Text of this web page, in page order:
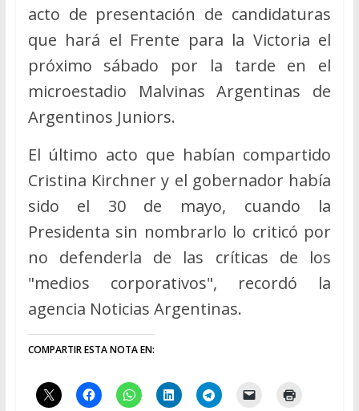
acto de presentación de candidaturas
que hará el Frente para la Victoria el
próximo sábado por la tarde en el
microestadio Malvinas Argentinas de
Argentinos Juniors.
El último acto que habían compartido
Cristina Kirchner y el gobernador había
sido el 30 de mayo, cuando la
Presidenta sin nombrarlo lo criticó por
no defenderla de las críticas de los
"medios corporativos", recordó la
agencia Noticias Argentinas.
COMPARTIR ESTA NOTA EN: